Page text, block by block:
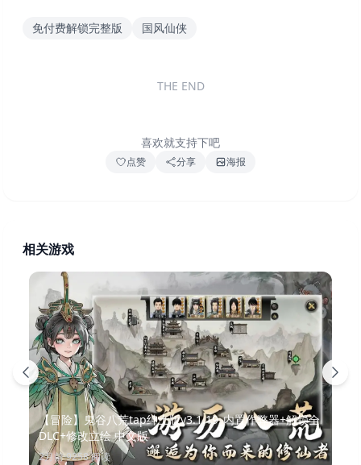
免付费解锁完整版 国风仙侠
THE END
喜欢就支持下吧
点赞 分享 海报
相关游戏
【冒险】鬼谷八荒tap绅士版v3.1.19_内置作弊器+解锁全
DLC+修改立绘 中文版
2月前·9258阅读